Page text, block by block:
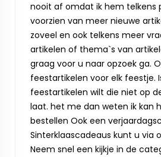
nooit af omdat ik hem telkens
voorzien van meer nieuwe
zoveel en ook telkens meer
artikelen of thema`s van
graag voor u naar opzoek ga.
feestartikelen voor elk feestje.
feestartikelen wilt die niet op
laat. het me dan weten ik kan
bestellen Ook een
Sinterklaascadeaus kunt u via
Neem snel een kijkje in de